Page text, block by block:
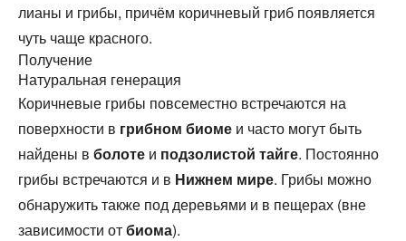
лианы и грибы, причём коричневый гриб появляется
чуть чаще красного.
Получение
Натуральная генерация
Коричневые грибы повсеместно встречаются на
поверхности в грибном биоме и часто могут быть
найдены в болоте и подзолистой тайге. Постоянно
грибы встречаются и в Нижнем мире. Грибы можно
обнаружить также под деревьями и в пещерах (вне
зависимости отбиома).